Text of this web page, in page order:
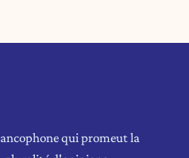
qui promeut la